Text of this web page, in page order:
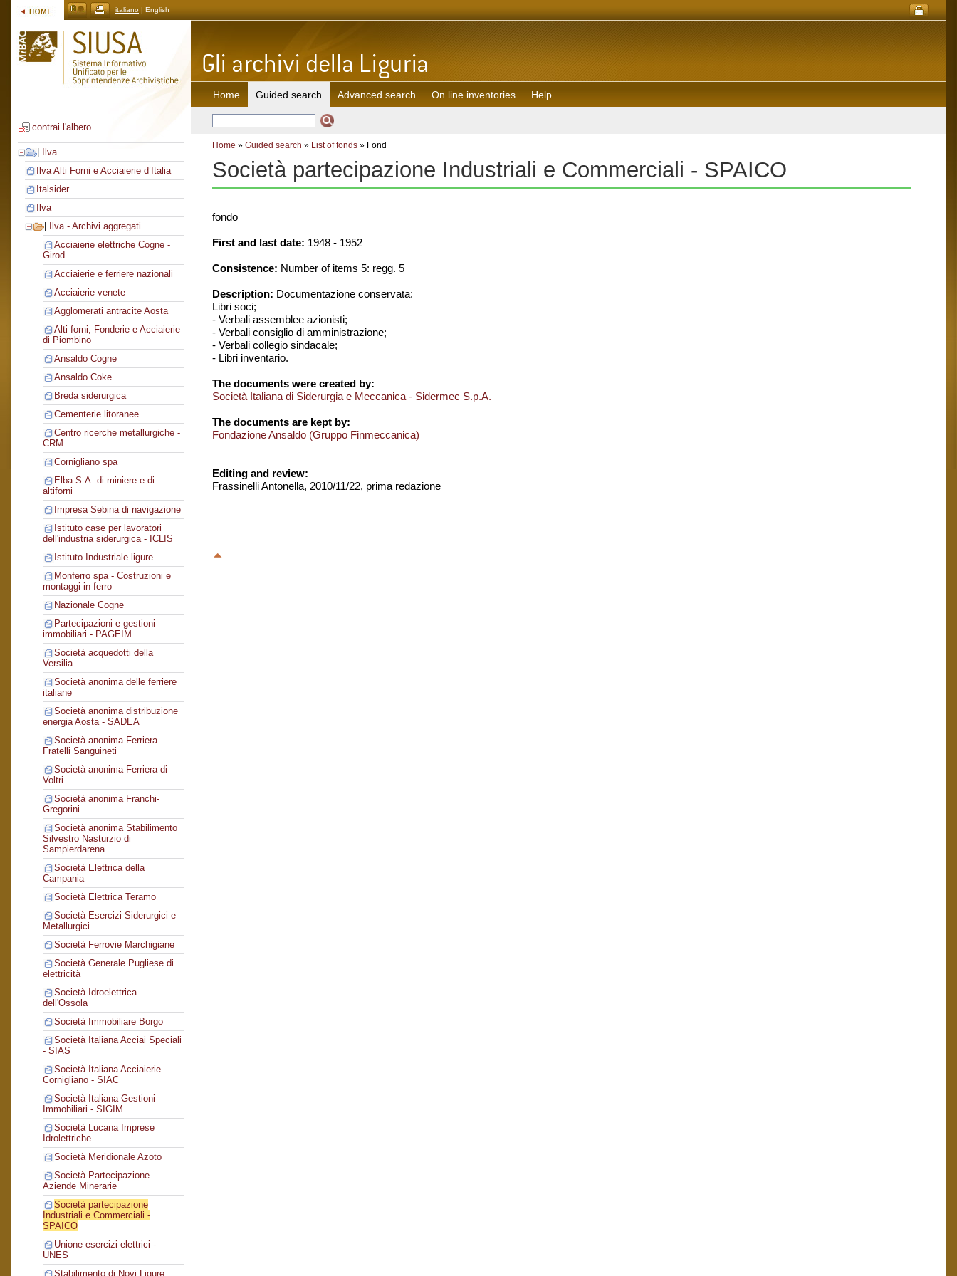
italiano | English
contrai l'albero
Ilva
Ilva Alti Forni e Acciaierie d’Italia
Italsider
Ilva
Ilva - Archivi aggregati
Acciaierie elettriche Cogne -
Girod
Acciaierie e ferriere nazionali
Acciaierie venete
Agglomerati antracite Aosta
Alti forni, Fonderie e Acciaierie
di Piombino
Ansaldo Cogne
Ansaldo Coke
Breda siderurgica
Cementerie litoranee
Centro ricerche metallurgiche -
CRM
Cornigliano spa
Elba S.A. di miniere e di
altiforni
Impresa Sebina di navigazione
Istituto case per lavoratori
dell'industria siderurgica - ICLIS
Istituto Industriale ligure
Monferro spa - Costruzioni e
montaggi in ferro
Nazionale Cogne
Partecipazioni e gestioni
immobiliari - PAGEIM
Società acquedotti della
Versilia
Società anonima delle ferriere
italiane
Società anonima distribuzione
energia Aosta - SADEA
Società anonima Ferriera
Fratelli Sanguineti
Società anonima Ferriera di
Voltri
Società anonima Franchi-
Gregorini
Società anonima Stabilimento
Silvestro Nasturzio di
Sampierdarena
Società Elettrica della
Campania
Società Elettrica Teramo
Società Esercizi Siderurgici e
Metallurgici
Società Ferrovie Marchigiane
Società Generale Pugliese di
elettricità
Società Idroelettrica
dell'Ossola
Società Immobiliare Borgo
Società Italiana Acciai Speciali
- SIAS
Società Italiana Acciaierie
Cornigliano - SIAC
Società Italiana Gestioni
Immobiliari - SIGIM
Società Lucana Imprese
Idrolettriche
Società Meridionale Azoto
Società Partecipazione
Aziende Minerarie
Società partecipazione
Industriali e Commerciali -
SPAICO
Unione esercizi elettrici -
UNES
Stabilimento di Novi Ligure
Home Guided search Advanced search On line inventories Help
Home » Guided search » List of fonds » Fond
Società partecipazione Industriali e Commerciali - SPAICO
fondo
First and last date: 1948 - 1952
Consistence: Number of items 5: regg. 5
Description: Documentazione conservata:
Libri soci;
- Verbali assemblee azionisti;
- Verbali consiglio di amministrazione;
- Verbali collegio sindacale;
- Libri inventario.
The documents were created by:
Società Italiana di Siderurgia e Meccanica - Sidermec S.p.A.
The documents are kept by:
Fondazione Ansaldo (Gruppo Finmeccanica)
Editing and review:
Frassinelli Antonella, 2010/11/22, prima redazione